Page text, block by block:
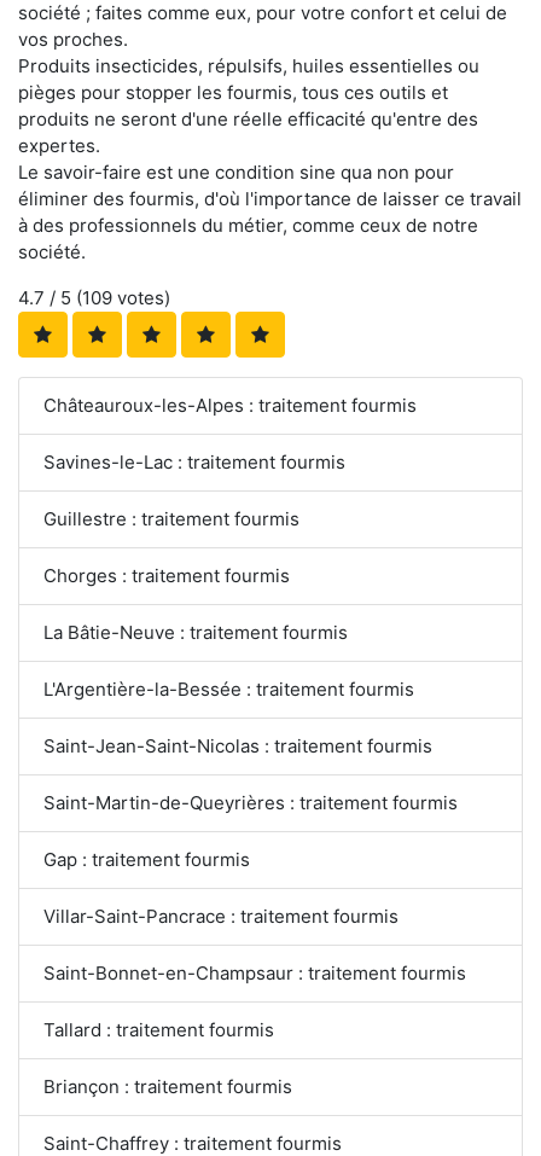
société ; faites comme eux, pour votre confort et celui de
vos proches.
Produits insecticides, répulsifs, huiles essentielles ou
pièges pour stopper les fourmis, tous ces outils et
produits ne seront d'une réelle efficacité qu'entre des
expertes.
Le savoir-faire est une condition sine qua non pour
éliminer des fourmis, d'où l'importance de laisser ce travail
à des professionnels du métier, comme ceux de notre
société.
4.7 / 5 (109 votes)
Châteauroux-les-Alpes : traitement fourmis
Savines-le-Lac : traitement fourmis
Guillestre : traitement fourmis
Chorges : traitement fourmis
La Bâtie-Neuve : traitement fourmis
L'Argentière-la-Bessée : traitement fourmis
Saint-Jean-Saint-Nicolas : traitement fourmis
Saint-Martin-de-Queyrières : traitement fourmis
Gap : traitement fourmis
Villar-Saint-Pancrace : traitement fourmis
Saint-Bonnet-en-Champsaur : traitement fourmis
Tallard : traitement fourmis
Briançon : traitement fourmis
Saint-Chaffrey : traitement fourmis